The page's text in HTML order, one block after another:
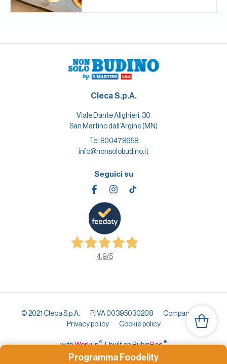
Cleca S.p.A.
Viale Dante Alighieri, 30
San Martino dall’Argine (MN)
Tel. 800478658
info@nonsolobudino.it
Seguici su
4,9/5
© 2021 Cleca S.p.A. P.IVA 00395030208
Company info
Privacy policy
Cookie policy
withWorkup® | built on RubinRed®
Programma Foodelity